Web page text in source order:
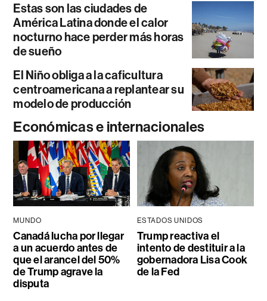
Estas son las ciudades de
América Latina donde el calor
nocturno hace perder más horas
de sueño
El Niño obliga a la caficultura
centroamericana a replantear su
modelo de producción
Económicas e internacionales
MUNDO
Canadá lucha por llegar
a un acuerdo antes de
que el arancel del 50%
de Trump agrave la
disputa
ESTADOS UNIDOS
Trump reactiva el
intento de destituir a la
gobernadora Lisa Cook
de la Fed